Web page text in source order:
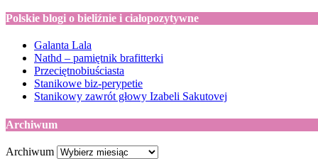
Polskie blogi o bieliźnie i ciałopozytywne
Galanta Lala
Nathd – pamiętnik brafitterki
Przeciętnobiuściasta
Stanikowe biz-perypetie
Stanikowy zawrót głowy Izabeli Sakutovej
Archiwum
Archiwum